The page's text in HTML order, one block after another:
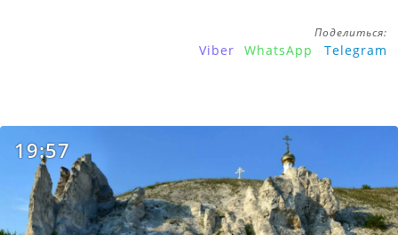
Поделиться:
Viber WhatsApp Telegram
19:57